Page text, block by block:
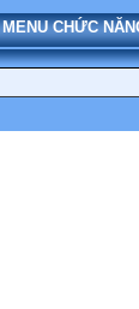
MENU CHỨC